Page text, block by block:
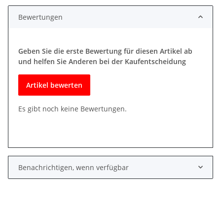
Bewertungen
Geben Sie die erste Bewertung für diesen Artikel ab
und helfen Sie Anderen bei der Kaufentscheidung
Artikel bewerten
Es gibt noch keine Bewertungen.
Benachrichtigen, wenn verfügbar